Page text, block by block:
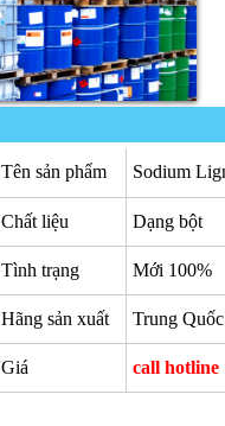
Tên sản phẩm Sodium
Chất liệu Dạng bột
Tình trạng Mới 100%
Hãng sản xuất Trung Quốc
Giá call hotline